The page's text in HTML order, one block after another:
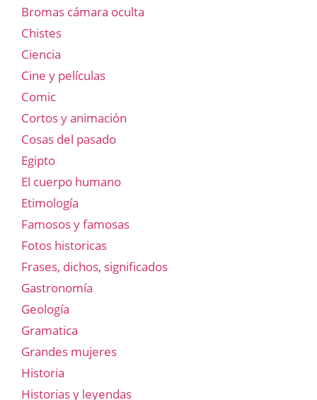
Bromas cámara oculta
Chistes
Ciencia
Cine y películas
Comic
Cortos y animación
Cosas del pasado
Egipto
El cuerpo humano
Etimología
Famosos y famosas
Fotos historicas
Frases, dichos, significados
Gastronomía
Geología
Gramatica
Grandes mujeres
Historia
Historias y leyendas